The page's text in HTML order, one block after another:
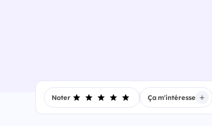
Noter Ça m'intéresse